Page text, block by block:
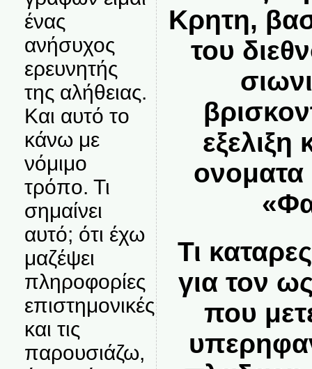
ένας
ανήσυχος
ερευνητής
της αλήθειας.
Και αυτό το
κάνω με
νόμιμο
τρόπο. Τι
σημαίνει
αυτό; ότι έχω
μαζέψει
πληροφορίες
επιστημονικές
και τις
παρουσιάζω,
Κρητη,
του
εξελιξη
ονοματα
Τι
για τον
που